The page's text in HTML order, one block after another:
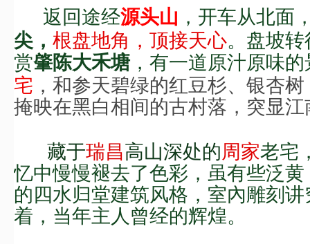
返回途经源头山 ，开车从北面
尖， 根盘地角，顶接天心。 盘坡转
赏肇陈大禾塘，有一道原汁原味
宅 ，和参天碧绿的红豆杉、银杏
掩映在黑白相间的古村落，突显
藏于瑞昌高山深处的周家老宅
忆中慢慢褪去了色彩，虽有些泛
的四水归堂建筑风格，室內雕刻
着，当年主人曾经的辉煌。